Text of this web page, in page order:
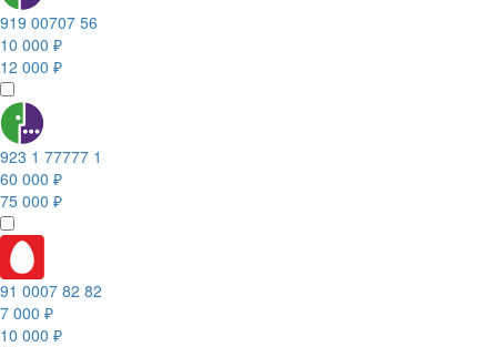
919 00707 56
10 000 ₽
12 000 ₽
923 1 77777 1
60 000 ₽
75 000 ₽
91 0007 82 82
7 000 ₽
10 000 ₽